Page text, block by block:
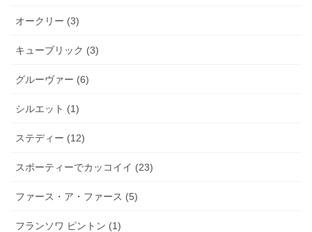
オークリー (3)
キューブリック (3)
グルーヴァー (6)
シルエット (1)
ステディー (12)
スポーティーでカッコイイ (23)
ファース・ア・ファース (5)
フランソワ ピントン (1)